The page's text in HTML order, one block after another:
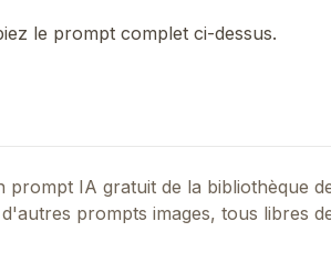
le prompt complet ci-dessus.
prompt IA gratuit de la bibliothèque
prompts images, tous libres